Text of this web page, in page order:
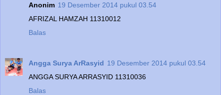
Anonim 19 Desember 2014 pukul 03.54
AFRIZAL HAMZAH 11310012
Balas
Angga Surya ArRasyid 19 Desember 2014 pukul 03.54
ANGGA SURYA ARRASYID 11310036
Balas